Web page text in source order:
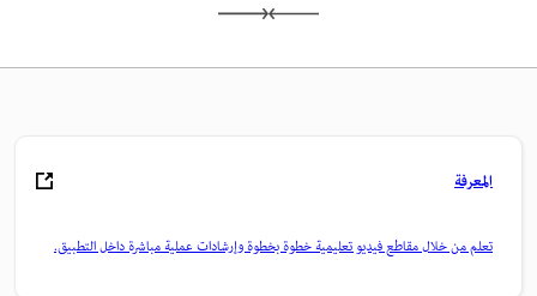
المعرفة
تعلم من خلال مقاطع فيديو تعليمية خطوة بخطوة وإرشادات عملية مباشرة داخل التطبيق.